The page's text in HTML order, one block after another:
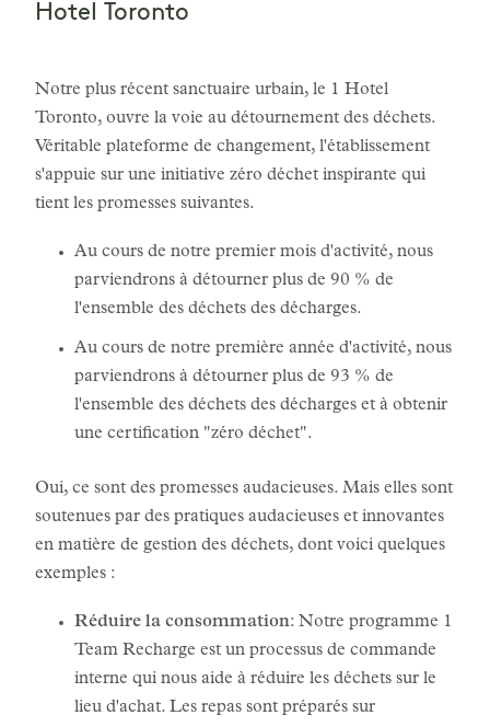
Hotel Toronto
Notre plus récent sanctuaire urbain, le 1 Hotel
Toronto, ouvre la voie au détournement des déchets.
Véritable plateforme de changement, l'établissement
s'appuie sur une initiative zéro déchet inspirante qui
tient les promesses suivantes.
Au cours de notre premier mois d'activité, nous
parviendrons à détourner plus de 90 % de
l'ensemble des déchets des décharges.
Au cours de notre première année d'activité, nous
parviendrons à détourner plus de 93 % de
l'ensemble des déchets des décharges et à obtenir
une certification "zéro déchet".
Oui, ce sont des promesses audacieuses. Mais elles sont
soutenues par des pratiques audacieuses et innovantes
en matière de gestion des déchets, dont voici quelques
exemples :
Réduire la consommation: Notre programme 1
Team Recharge est un processus de commande
interne qui nous aide à réduire les déchets sur le
lieu d'achat. Les repas sont préparés sur